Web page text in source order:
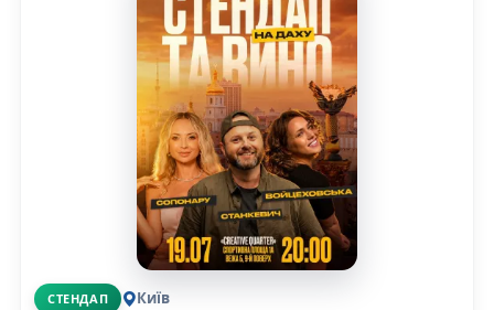
СТЕНДАП Київ